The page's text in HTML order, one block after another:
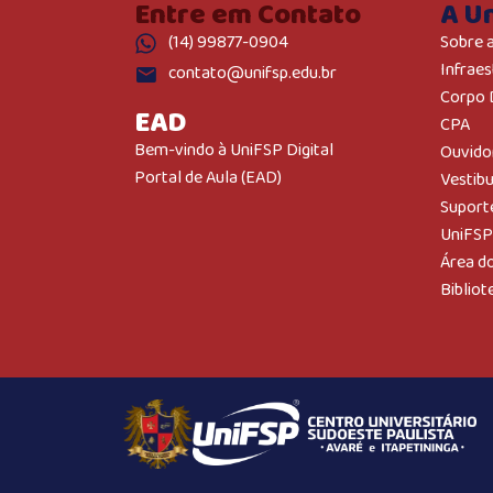
Entre em Contato
(14) 99877-0904
contato@unifsp.edu.br
EAD
Bem-vindo à UniFSP Digital
Portal de Aula (EAD)
A
Sobre
Corpo
CPA
Área